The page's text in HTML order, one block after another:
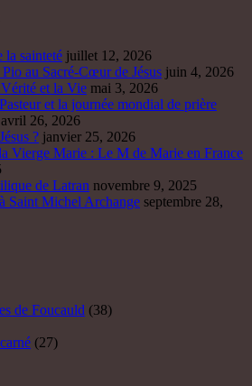
la sainteté juillet 12, 2026
au Sacré-Cœur de Jésus juin 4, 2026
et la Vie mai 3, 2026
et la journée mondial de prière
avril 26, 2026
? janvier 25, 2026
Vierge Marie : Le M de Marie en France
de Latran novembre 9, 2025
Saint Michel Archange septembre 28,
de Foucauld (38)
(27)